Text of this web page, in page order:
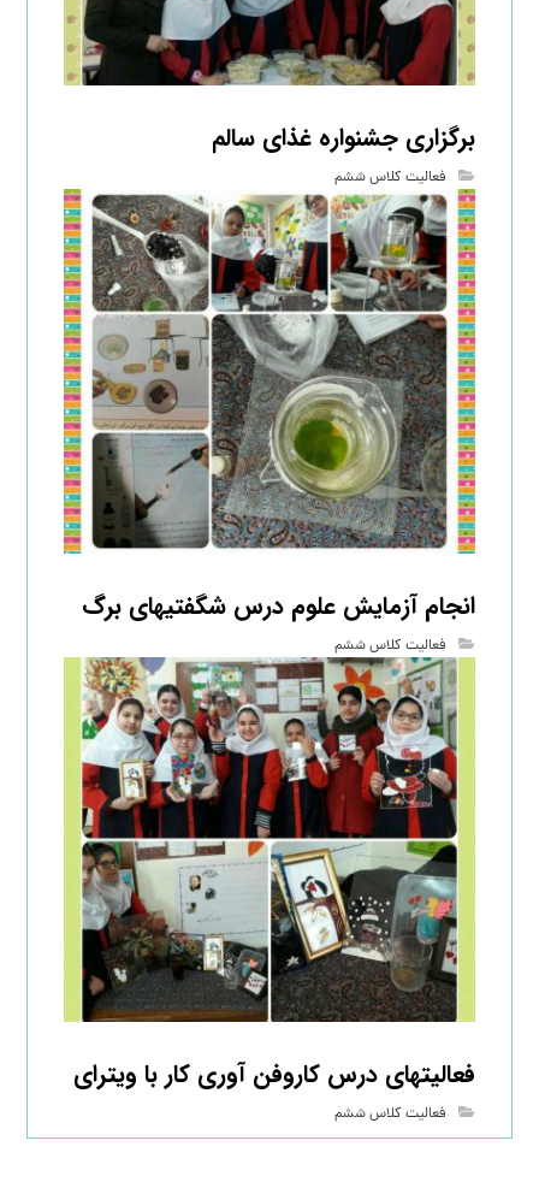
برگزاری جشنواره غذای سالم
فعالیت کلاس ششم
انجام آزمایش علوم درس شگفتیهای برگ
فعالیت کلاس ششم
فعالیتهای درس کاروفن آوری کار با ویترای
فعالیت کلاس ششم